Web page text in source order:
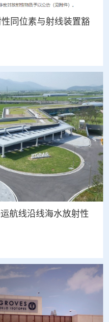
同位素与射线装置豁
航线沿线海水放射性